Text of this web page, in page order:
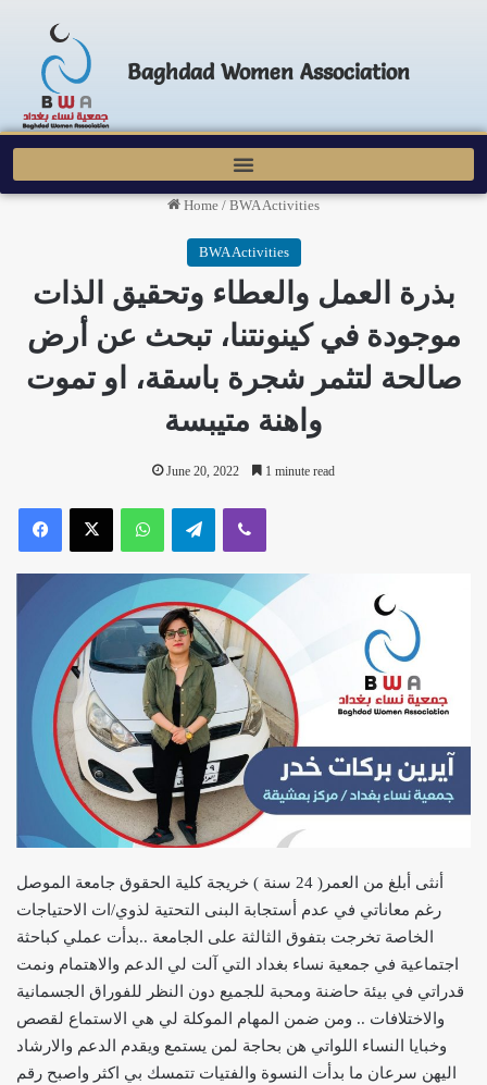
Baghdad Women Association
Home / BWA Activities
BWA Activities
بذرة العمل والعطاء وتحقيق الذات
موجودة في كينونتنا، تبحث عن أرض
صالحة لتثمر شجرة باسقة، او تموت
واهنة متيبسة
June 20, 2022 1 minute read
أنثى أبلغ من العمر( 24 سنة ) خريجة كلية الحقوق جامعة الموصل
رغم معاناتي في عدم أستجابة البنى التحتية لذوي/ات الاحتياجات
الخاصة تخرجت بتفوق الثالثة على الجامعة ..بدأت عملي كباحثة
اجتماعية في جمعية نساء بغداد التي آلت لي الدعم والاهتمام ونمت
قدراتي في بيئة حاضنة ومحبة للجميع دون النظر للفوراق الجسمانية
والاختلافات .. ومن ضمن المهام الموكلة لي هي الاستماع لقصص
وخبايا النساء اللواتي هن بحاجة لمن يستمع ويقدم الدعم والارشاد
اليهن سرعان ما بدأت النسوة والفتيات تتمسك بي اكثر واصبح رقم